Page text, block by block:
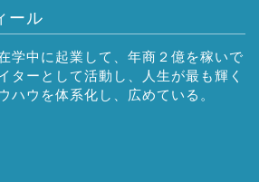
ール
学中に起業して、年商２億を稼いで
ターとして活動し、人生が最も輝く
ハウを体系化し、広めている。